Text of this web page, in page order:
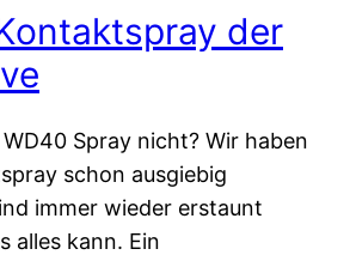
der
Spray nicht? Wir haben
schon ausgiebig
immer wieder erstaunt
alles kann. Ein